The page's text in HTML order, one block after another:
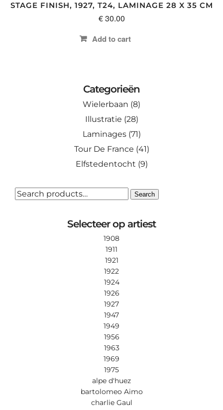
STAGE FINISH, 1927, T24, LAMINAGE 28 X 35 CM
€30.00
Add to cart
Categorieën
Wielerbaan (8)
Illustratie (28)
Laminages (71)
Tour De France (41)
Elfstedentocht (9)
SEARCH
Search
Selecteer op artiest
1908
1911
1921
1922
1924
1926
1927
1947
1949
1956
1963
1969
1975
alpe d'huez
bartolomeo Aimo
charlie Gaul